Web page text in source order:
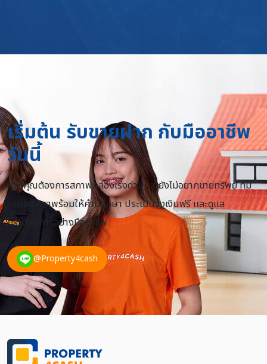
เริ่มต้น รับขายฝาก กับมืออาชีพ
วันนี้
หากคุณต้องการสภาพคล่องเร่งด่วน แต่ยังไม่อยากขายทรัพย์ ทีม
งานของเราพร้อมให้คำปรึกษา ประเมินวงเงินฟรี และดูแล
กระบวนการอย่างมืออาชีพ
@Property4cash